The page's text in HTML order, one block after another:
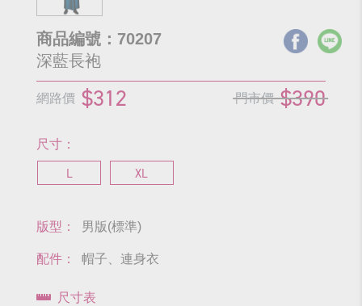
商品編號：70207
深藍長袍
網路價 $312 門市價 $390
尺寸：
L XL
版型： 男版(標準)
配件： 帽子、連身衣
尺寸表